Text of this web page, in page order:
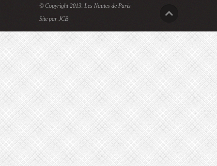
© Copyright 2013. Les Nautes de Paris
Site par JCB